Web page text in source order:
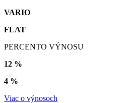
VARIO
FLAT
PERCENTO VÝNOSU
12 %
4 %
Viac o výnosoch